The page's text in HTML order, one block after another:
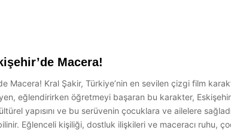
Macera!
Macera! Kral Şakir, Türkiye’nin en sevilen çizgi film
eğlendirirken öğretmeyi başaran bu karakter,
yapısını ve bu serüvenin çocuklara ve ailelere
Eğlenceli kişiliği, dostluk ilişkileri ve maceracı ruhu,